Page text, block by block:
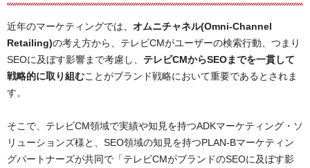
近年のマーケティングでは、 オムニチャネル(Omni-Channel
Retailing)の考え方から、テレビCMがユーザーの検索行動、つまり
SEOに及ぼす影響まで考慮し、 テレビCMからSEOまでを一貫して
戦略的に取り組むことがブランド戦略において重要であるとされま
す。
そこで、テレビCM領域で実績や知見を持つADKマーケティング・ソ
リューションズ様と、SEO領域の知見を持つPLAN-Bマーケティン
グパートナーズが共同で「テレビCMがブランドのSEOに及ぼす影